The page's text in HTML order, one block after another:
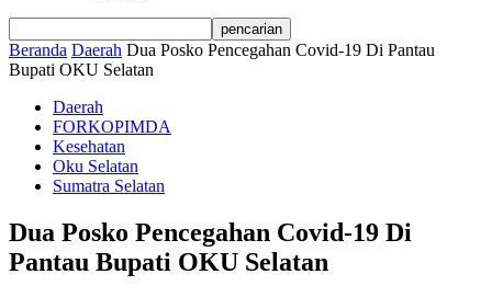
Beranda Daerah Dua Posko Pencegahan Covid-19 Di Pantau
Bupati OKU Selatan
Daerah
FORKOPIMDA
Kesehatan
Oku Selatan
Sumatra Selatan
Dua Posko Pencegahan Covid-19 Di
Pantau Bupati OKU Selatan